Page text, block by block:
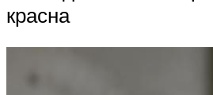
красна